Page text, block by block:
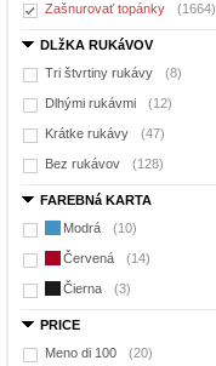
Zašnurovať topánky
(1664)
DLžKA RUKáVOV
Tri štvrtiny rukávy
(8)
Dlhými rukávmi (12)
Krátke rukávy (47)
Bez rukávov (128)
FAREBNá KARTA
Modrá
(10)
Červená (14)
Čierna (3)
PRICE
Meno di 100
(20)